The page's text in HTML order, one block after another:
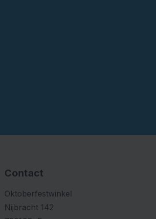
Contact
Oktoberfestwinkel
Nijbracht 142